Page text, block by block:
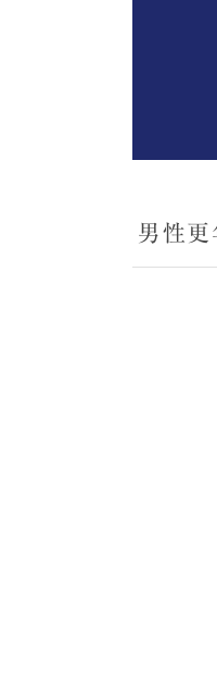
男性更